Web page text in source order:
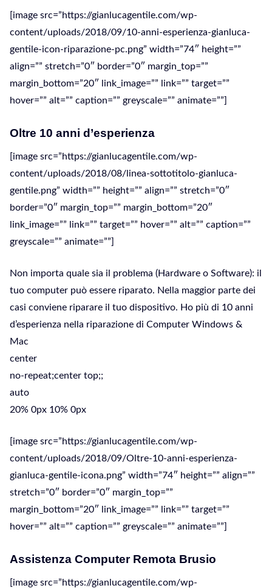
[image src=”https://gianlucagentile.com/wp-
content/uploads/2018/09/10-anni-esperienza-gianluca-
gentile-icon-riparazione-pc.png” width=”74″ height=””
align=”” stretch=”0″ border=”0″ margin_top=””
margin_bottom=”20″ link_image=”” link=”” target=””
hover=”” alt=”” caption=”” greyscale=”” animate=””]
Oltre 10 anni d’esperienza
[image src=”https://gianlucagentile.com/wp-
content/uploads/2018/08/linea-sottotitolo-gianluca-
gentile.png” width=”” height=”” align=”” stretch=”0″
border=”0″ margin_top=”” margin_bottom=”20″
link_image=”” link=”” target=”” hover=”” alt=”” caption=””
greyscale=”” animate=””]
Non importa quale sia il problema (Hardware o Software): il
tuo computer può essere riparato. Nella maggior parte dei
casi conviene riparare il tuo dispositivo. Ho più di 10 anni
d’esperienza nella riparazione di Computer Windows &
Mac
center
no-repeat;center top;;
auto
20% 0px 10% 0px
[image src=”https://gianlucagentile.com/wp-
content/uploads/2018/09/Oltre-10-anni-esperienza-
gianluca-gentile-icona.png” width=”74″ height=”” align=””
stretch=”0″ border=”0″ margin_top=””
margin_bottom=”20″ link_image=”” link=”” target=””
hover=”” alt=”” caption=”” greyscale=”” animate=””]
Assistenza Computer Remota Brusio
[image src=”https://gianlucagentile.com/wp-